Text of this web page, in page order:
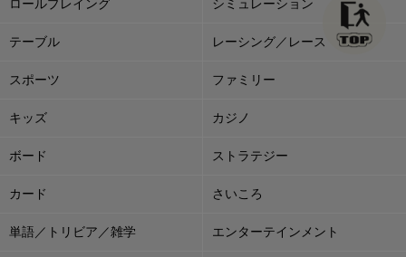
ロールプレイング シミュレーション
テーブル レーシング／レース
スポーツ ファミリー
キッズ カジノ
ボード ストラテジー
カード さいころ
単語／トリビア／雑学 エンターテインメント